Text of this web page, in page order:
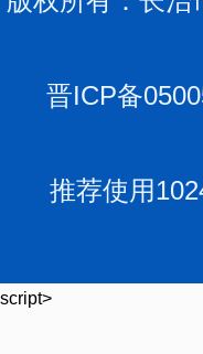
晋ICP备
推荐使用
script>